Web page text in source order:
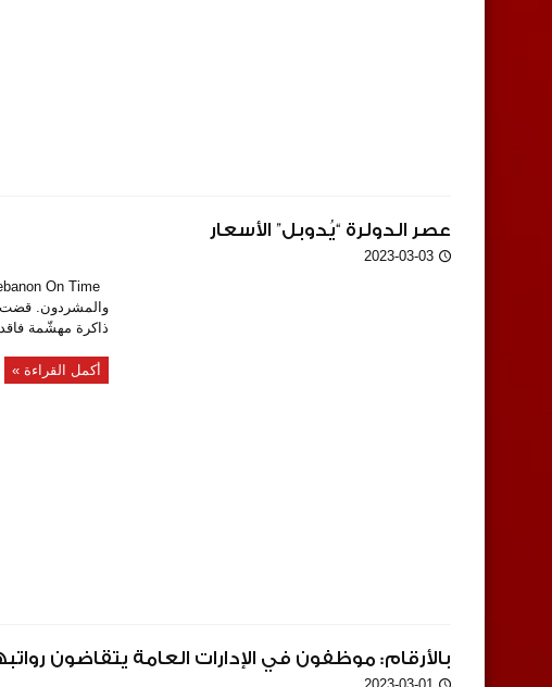
عصر الدولرة “يُدوبل” الأسعار
2023-03-03
والمشردون. قضت
ذاكرة مهشّمة
أكمل القراءة »
بالأرقام: موظفون في الإدارات العامة يتقاضون